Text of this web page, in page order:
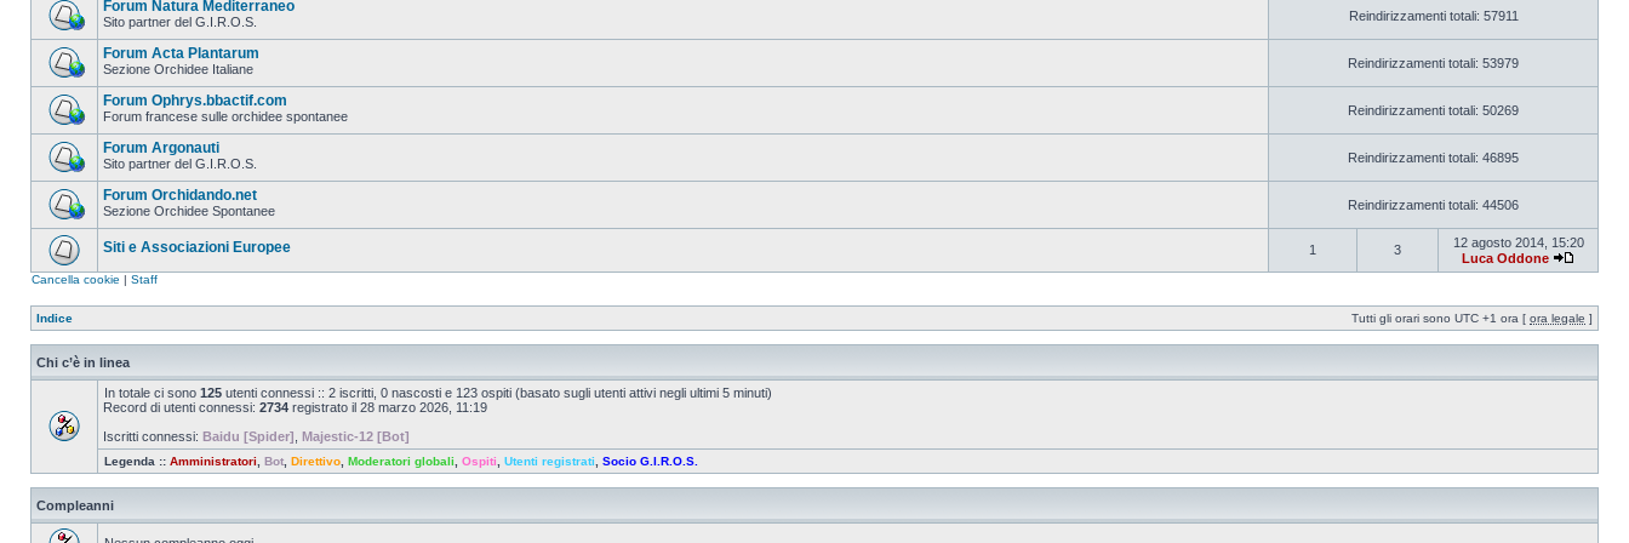
Forum Natura Mediterraneo
Sito partner del G.I.R.O.S. Reindirizzamenti totali: 57911
Forum Acta Plantarum
Sezione Orchidee Italiane Reindirizzamenti totali: 53979
Forum Ophrys.bbactif.com
Forum francese sulle orchidee spontanee Reindirizzamenti totali: 50269
Forum Argonauti
Sito partner del G.I.R.O.S. Reindirizzamenti totali: 46895
Forum Orchidando.net
Sezione Orchidee Spontanee Reindirizzamenti totali: 44506
Siti e Associazioni Europee 1 3
12 agosto 2014, 15:20
Luca Oddone
Cancella cookie | Staff
Indice Tutti gli orari sono UTC +1 ora [ ora legale ]
Chi c’è in linea
In totale ci sono 125 utenti connessi :: 2 iscritti, 0 nascosti e 123 ospiti (basato sugli utenti attivi negli ultimi 5 minuti)
Record di utenti connessi: 2734 registrato il 28 marzo 2026, 11:19
Iscritti connessi: Baidu [Spider] Majestic-12 [Bot]
Legenda :: Amministratori Bot Direttivo Moderatori globali Ospiti Utenti registrati Socio G.I.R.O.S.
Compleanni